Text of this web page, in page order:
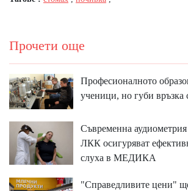
Прочети още
Професионалното
ученици, но губи връзка
Съвременна аудиометрия
ЛКК осигуряват
слуха в МЕДИКА
"Справедливите цени"